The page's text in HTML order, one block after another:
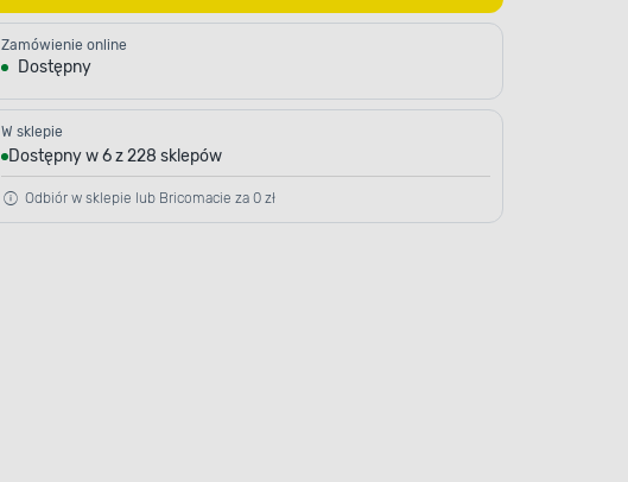
Zamówienie online
Dostępny
W sklepie
Dostępny w 6 z 228 sklepów
Odbiór w sklepie lub Bricomacie za 0 zł